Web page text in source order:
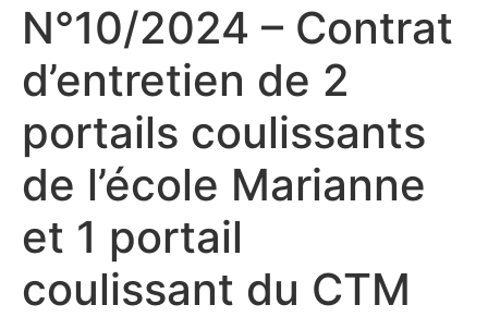
N°10/2024 – Contrat
d’entretien de 2
portails coulissants
de l’école Marianne
et 1 portail
coulissant du CTM